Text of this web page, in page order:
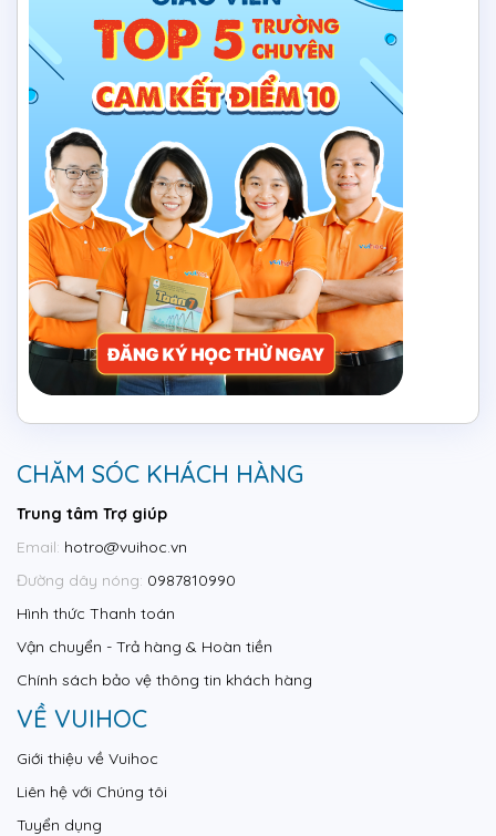
CHĂM SÓC KHÁCH HÀNG
Trung tâm Trợ giúp
Email: hotro@vuihoc.vn
Đường dây nóng: 0987810990
Hình thức Thanh toán
Vận chuyển - Trả hàng & Hoàn tiền
Chính sách bảo vệ thông tin khách hàng
VỀ VUIHOC
Giới thiệu về Vuihoc
Liên hệ với Chúng tôi
Tuyển dụng